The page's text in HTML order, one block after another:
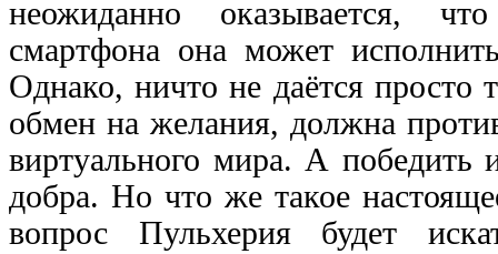
неожиданно оказывается,
смартфона она может
Однако, ничто не даётся просто
обмен на желания, должна
виртуального мира. А победить
добра. Но что же такое
вопрос Пульхерия будет